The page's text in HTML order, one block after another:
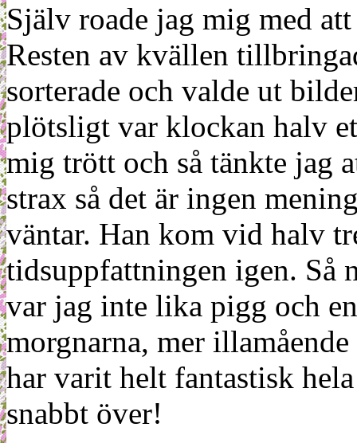
Själv roade jag mig med
Resten av kvällen
sorterade och valde ut
plötsligt var klockan halv
mig trött och så tänkte jag
strax så det är ingen
väntar. Han kom vid halv
tidsuppfattningen igen. Så
var jag inte lika pigg och
morgnarna, mer
har varit helt fantastisk
snabbt över!